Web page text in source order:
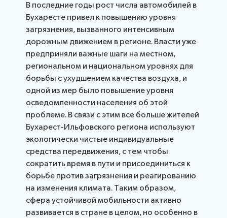
предельные
сроки
Открытая
“Зеленая”
Повестка
содержание
координация,
график
работы
расписание
План-
схема
Приглашения
Полномочия
Регистрация
Практическая
информация
Программа
Ежедневное
расписание
Повестка
Протокольные
мероприятия
культурная
программа
Events
Webcast
captioning
Документы
Официальные
документы
Представление
предложений
инструменты
делегатов
Общеполитические заявления
Руководящие
указания
Запрос
выделение
времени
Выборы
results
Процедуры
Отдел новостей
О Международном союзе электросвязи (МСЭ)
В последние годы рост числа автомобилей в
Бухаресте привел к повышению уровня
загрязнения, вызванного интенсивным
дорожным движением в регионе. Власти уже
предприняли важные шаги на местном,
региональном и национальном уровнях для
борьбы с ухудшением качества воздуха, и
одной из мер было повышение уровня
осведомленности населения об этой
проблеме. В связи с этим все больше жителей
Бухарест-Ильфовского региона используют
экологически чистые индивидуальные
средства передвижения, с тем чтобы
сократить время в пути и присоединиться к
борьбе против загрязнения и реагированию
на изменения климата. Таким образом,
сфера устойчивой мобильности активно
развивается в стране в целом, но особенно в